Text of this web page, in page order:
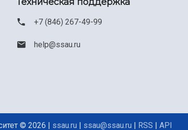
+7 (846) 267-49-99
help@ssau.ru
© 2026 | ssau.ru | ssau@ssau.ru | RSS | API